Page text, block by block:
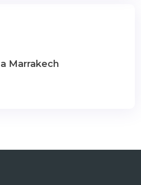
Marrakech